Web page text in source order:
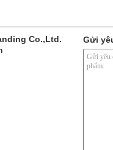
Co.,Ltd. Gửi